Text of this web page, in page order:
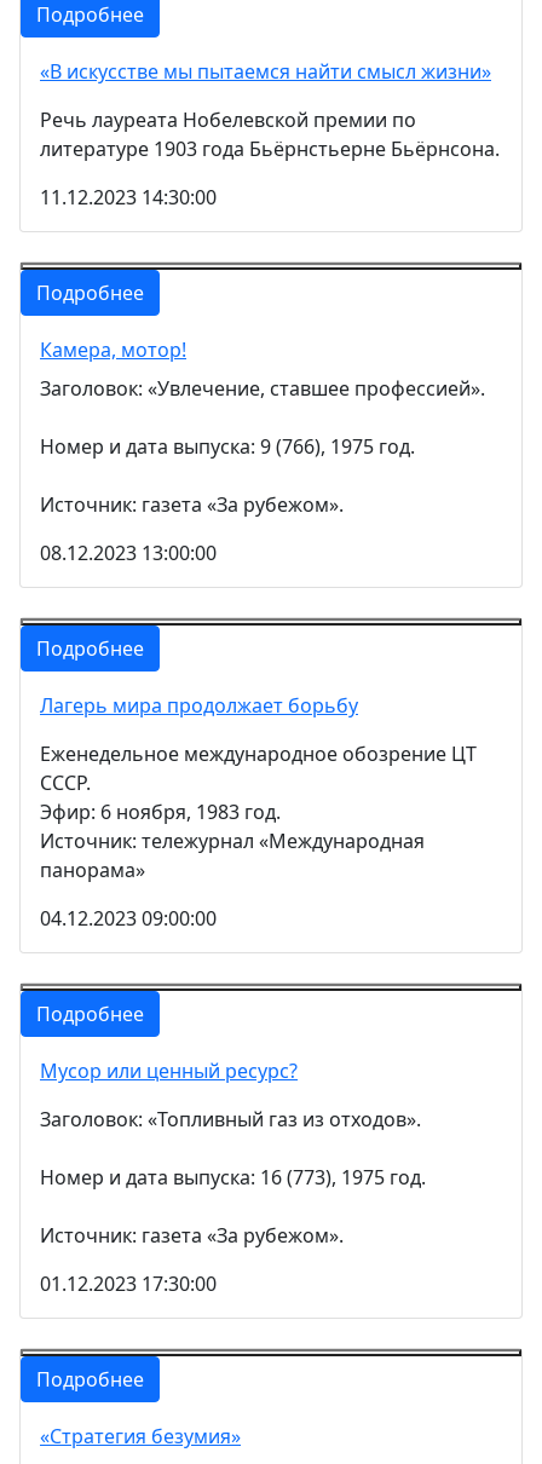
Подробнее
«В искусстве мы пытаемся найти смысл жизни»
Речь лауреата Нобелевской премии по
литературе 1903 года Бьёрнстьерне Бьёрнсона.
11.12.2023 14:30:00
Подробнее
Камера, мотор!
Заголовок: «Увлечение, ставшее профессией».
Номер и дата выпуска: 9 (766), 1975 год.
Источник: газета «За рубежом».
08.12.2023 13:00:00
Подробнее
Лагерь мира продолжает борьбу
Еженедельное международное обозрение ЦТ
СССР.
Эфир: 6 ноября, 1983 год.
Источник: тележурнал «Международная
панорама»
04.12.2023 09:00:00
Подробнее
Мусор или ценный ресурс?
Заголовок: «Топливный газ из отходов».
Номер и дата выпуска: 16 (773), 1975 год.
Источник: газета «За рубежом».
01.12.2023 17:30:00
Подробнее
«Стратегия безумия»